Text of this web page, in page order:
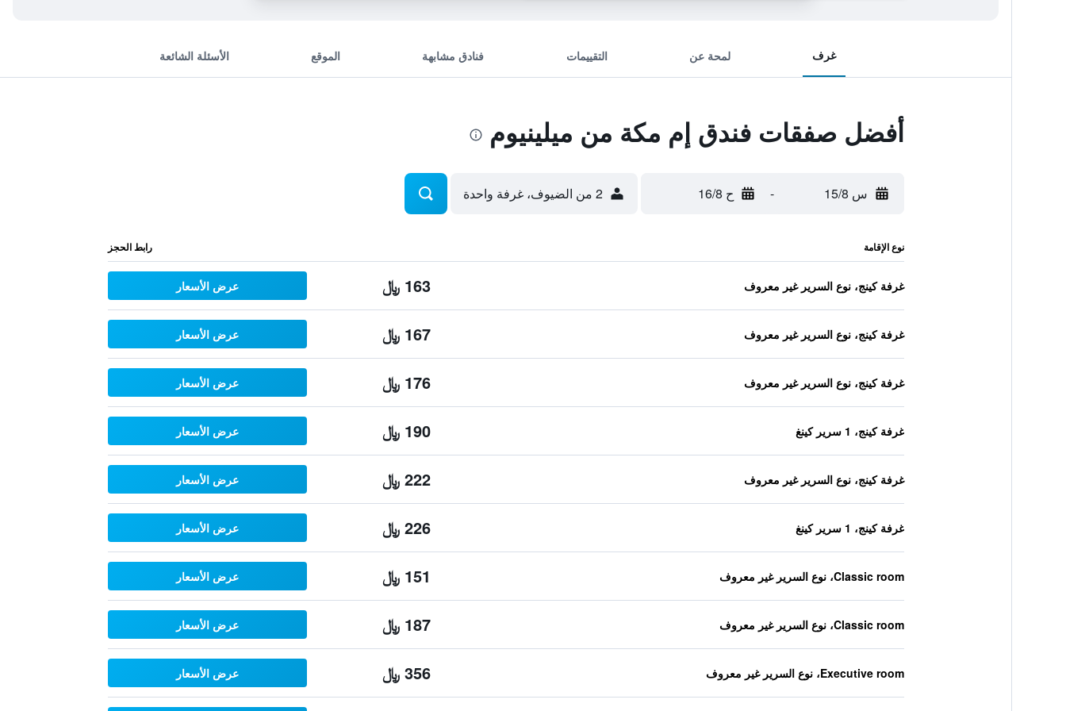
غرف لمحة عن التقييمات فنادق مشابهة الموقع الأسئلة الشائعة
أفضل صفقات فندق إم مكة من ميلينيوم
س 15/8 - ح 16/8 2 من الضيوف، غرفة واحدة
نوع الإقامة رابط الحجز
غرفة كينج، نوع السرير غير معروف 163 ﷼ عرض الأسعار
غرفة كينج، نوع السرير غير معروف 167 ﷼ عرض الأسعار
غرفة كينج، نوع السرير غير معروف 176 ﷼ عرض الأسعار
غرفة كينج، 1 سرير كينغ 190 ﷼ عرض الأسعار
غرفة كينج، نوع السرير غير معروف 222 ﷼ عرض الأسعار
غرفة كينج، 1 سرير كينغ 226 ﷼ عرض الأسعار
Classic room، نوع السرير غير معروف 151 ﷼ عرض الأسعار
Classic room، نوع السرير غير معروف 187 ﷼ عرض الأسعار
Executive room، نوع السرير غير معروف 356 ﷼ عرض الأسعار